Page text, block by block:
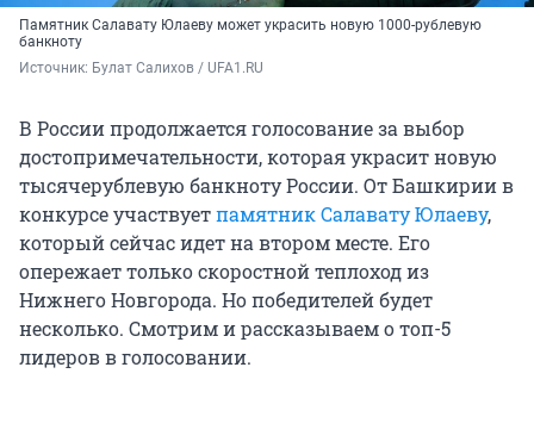
Памятник Салавату Юлаеву может украсить новую 1000-рублевую
банкноту
Источник: Булат Салихов / UFA1.RU
В России продолжается голосование за выбор
достопримечательности, которая украсит новую
тысячерублевую банкноту России. От Башкирии в
конкурсе участвуетпамятник Салавату Юлаеву,
который сейчас идет на втором месте. Его
опережает только скоростной теплоход из
Нижнего Новгорода. Но победителей будет
несколько. Смотрим и рассказываем о топ-5
лидеров в голосовании.